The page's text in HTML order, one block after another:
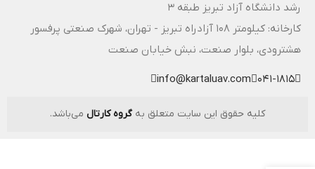
رشد دانشگاه آزاد تبریز طبقه 3
کارخانه: کیلومتر ۱۰۸ آزادراه تبریز - تهران، شهرک صنعتی پرفسور
هشترودی، بلوار صنعت، نبش خیابان صنعت
041-1815
info@kartaluav.com
کلیه حقوق این سایت متعلق بهگروه کارتال می‌باشد.